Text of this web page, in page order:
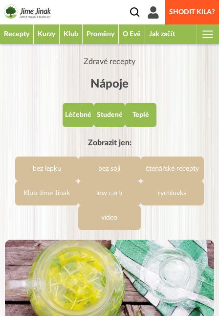
SHODIT KILA?
Recepty Kurzy Klub Proměny O Evě Jak začít
Zdravé recepty
Nápoje
Léčebné Studené Teplé
Zobrazit jen:
bez lepku bez sóji čtenářské recepty
Klub Jíme Jinak low carb rychlovka
video